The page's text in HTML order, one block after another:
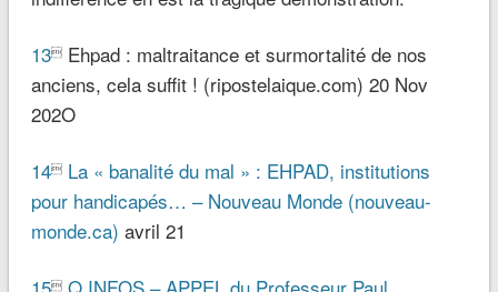
13Ehpad : maltraitance et surmortalité de nos
anciens, cela suffit ! (ripostelaique.com) 20 Nov
202O
14 La « banalité du mal » : EHPAD, institutions
pour handicapés… – Nouveau Monde (nouveau-
monde.ca) avril 21
